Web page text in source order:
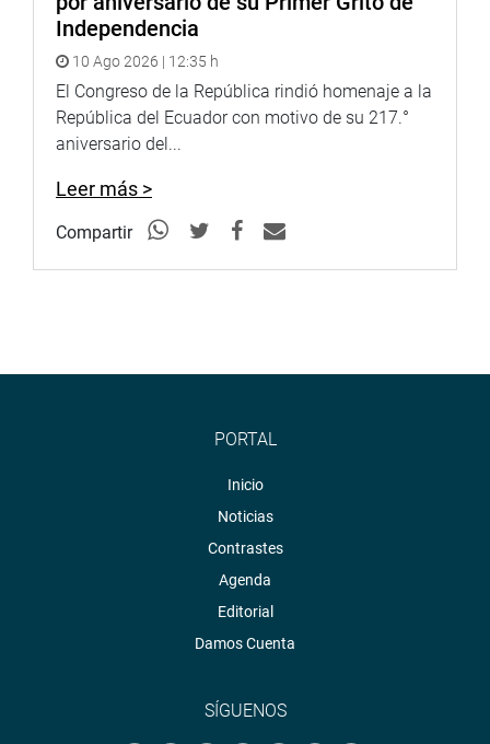
Independencia
10 Ago 2026 | 12:35 h
El Congreso de la República rindió homenaje a la
República del Ecuador con motivo de su 217.°
aniversario del...
Leer más >
Compartir
PORTAL
Inicio
Noticias
Contrastes
Agenda
Editorial
Damos Cuenta
SÍGUENOS